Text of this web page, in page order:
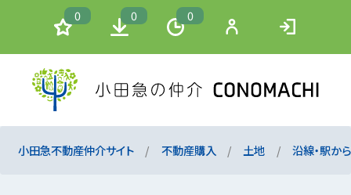
0 0 0
小田急不動産仲介サイト 不動産購入 土地 沿線・駅か